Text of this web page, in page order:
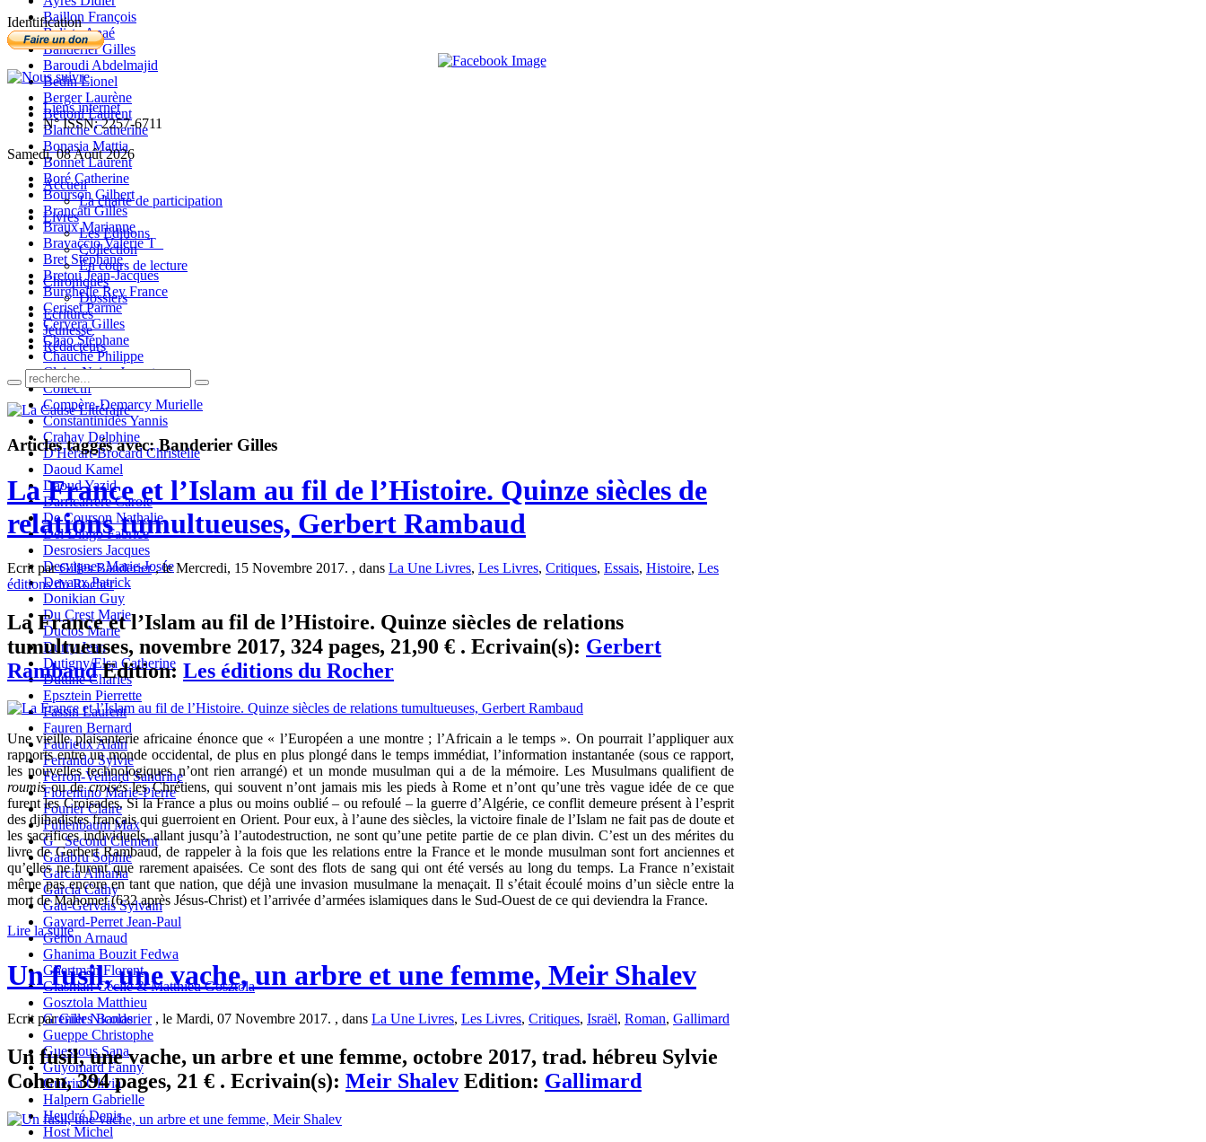
Baillon François
Balista Anaé
Banderier Gilles
Baroudi Abdelmajid
Bedin Lionel
Berger Laurène
Bettoni Laurent
Blanche Catherine
Bonasia Mattia
Bonnet Laurent
Boré Catherine
Bourson Gilbert
Brancati Gilles
Braux Marianne
Bravaccio Valérie T_
Bret Stéphane
Bretou Jean-Jacques
Burghelle Rey France
Ceriset Parme
Cervera Gilles
Chao Stéphane
Chauché Philippe
Claire-Neige Jaunet
Collectif
Compère-Demarcy Murielle
Constantinidès Yannis
Crahay Delphine
D'Hérart-Brocard Christelle
Daoud Kamel
Daoud Yazid
Darricarrère Carole
De Courson Nathalie
Del Dingo Fabrice
Desrosiers Jacques
Desvignes Marie-Josée
Devaux Patrick
Donikian Guy
Du Crest Marie
Duclos Marie
Durry Jean
Dutigny/Elsa Catherine
Duttine Charles
Epsztein Pierrette
Fassin Laurent
Fauren Bernard
Faurieux Alain
Ferrando Sylvie
Ferron-Veillard Sandrine
Fiorentino Marie-Pierre
Fourier Claire
Fullenbaum Max
G_ Second Clément
Galabru Sophie
Garcia Alhama
Garcia Cathy
Gau-Gervais Sylvain
Gavard-Perret Jean-Paul
Genon Arnaud
Ghanima Bouzit Fedwa
Ghertman Florent
Glasman Cécile & Matthieu Gosztola
Gosztola Matthieu
Grenier Nicolas
Gueppe Christophe
Guessous Sana
Guyomard Fanny
Guérin Olivia
Halpern Gabrielle
Heudré Denis
Host Michel
Identification
Liens internet
N° ISSN: 2257-6711
Samedi, 08 Août 2026
Accueil
La charte de participation
Livres
Les Editions
Collection
En cours de lecture
Chroniques
Dossiers
Ecritures
Jeunesse
Rédacteurs
Articles taggés avec: Banderier Gilles
La France et l’Islam au fil de l’Histoire. Quinze siècles de
relations tumultueuses, Gerbert Rambaud
Ecrit parGilles Banderier, le Mercredi, 15 Novembre 2017. , dans La Une Livres, Les Livres, Critiques, Essais, Histoire, Les
éditions du Rocher
La France et l’Islam au fil de l’Histoire. Quinze siècles de relations
tumultueuses, novembre 2017, 324 pages, 21,90 € . Ecrivain(s): Gerbert
RambaudEdition: Les éditions du Rocher
Une vieille plaisanterie africaine énonce que « l’Européen a une montre ; l’Africain a le temps ». On pourrait l’appliquer aux
rapports entre un monde occidental, de plus en plus plongé dans le temps immédiat, l’information instantanée (sous ce rapport,
les nouvelles technologiques n’ont rien arrangé) et un monde musulman qui a de la mémoire. Les Musulmans qualifient de
roumisou decroisésles Chrétiens, qui souvent n’ont jamais mis les pieds à Rome et n’ont qu’une très vague idée de ce que
furent les Croisades. Si la France a plus ou moins oublié – ou refoulé – la guerre d’Algérie, ce conflit demeure présent à l’esprit
des djihadistes français qui guerroient en Orient. Pour eux, à l’aune des siècles, la victoire finale de l’Islam ne fait pas de doute et
les sacrifices individuels, allant jusqu’à l’autodestruction, ne sont qu’une petite partie de ce plan divin. C’est un des mérites du
livre de Gerbert Rambaud, de rappeler à la fois que les relations entre la France et le monde musulman sont fort anciennes et
qu’elles ne furent que rarement apaisées. Ce sont des flots de sang qui ont été versés au long du temps. La France n’existait
même pas encore en tant que nation, que déjà une invasion musulmane la menaçait. Il s’était écoulé moins d’un siècle entre la
mort de Mahomet (632 après Jésus-Christ) et l’arrivée d’armées islamiques dans le Sud-Ouest de ce qui deviendra la France.
Lire la suite
Un fusil, une vache, un arbre et une femme, Meir Shalev
Ecrit parGilles Banderier, le Mardi, 07 Novembre 2017. , dans La Une Livres, Les Livres, Critiques, Israël, Roman, Gallimard
Un fusil, une vache, un arbre et une femme, octobre 2017, trad. hébreu Sylvie
Cohen, 394 pages, 21 € . Ecrivain(s): Meir Shalev Edition: Gallimard